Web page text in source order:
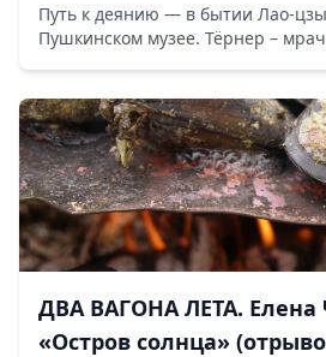
Путь к деянию — в бытии Лао-
Пушкинском музее. Тёрнер –
ДВА ВАГОНА ЛЕТА. Елена
«Остров солнца»